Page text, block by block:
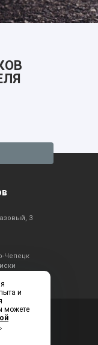
3
Чепецк
2-20-60
и
можете
.